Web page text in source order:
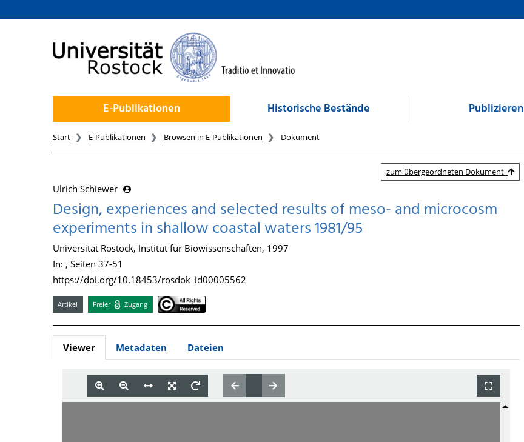
zum Inhalt
E-Publikationen Historische Bestände Publizieren
Start E-Publikationen Browsen in E-Publikationen Dokument
zum übergeordneten Dokument
Ulrich Schiewer
Design, experiences and selected results of meso- and microcosm
experiments in shallow coastal waters 1981/95
Universität Rostock, Institut für Biowissenschaften, 1997
In: , Seiten 37-51
https://doi.org/10.18453/rosdok_id00005562
Artikel Freier Zugang
Viewer Metadaten Dateien